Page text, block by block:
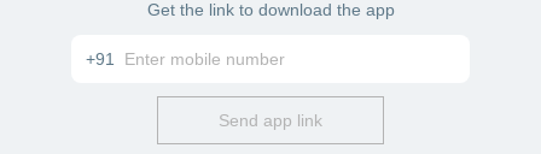
Get the link to download the app
+91
Send app link